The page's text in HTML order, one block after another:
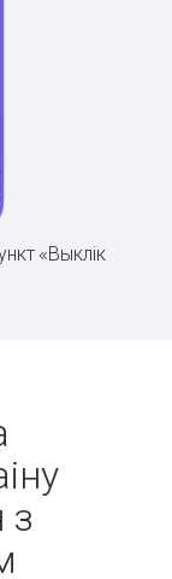
«Выклік
з